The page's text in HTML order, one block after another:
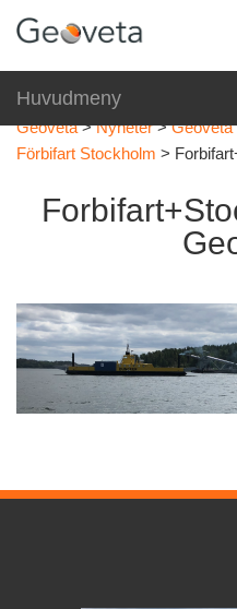
Huvudmeny
Geoveta>Nyheter>Geoveta
Förbifart Stockholm >